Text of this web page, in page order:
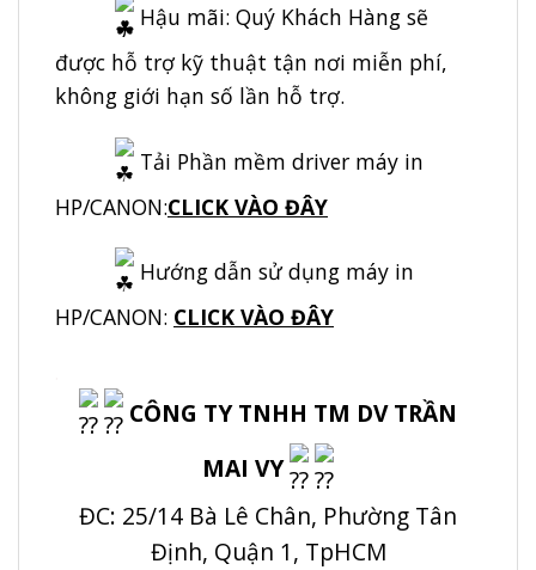
Hậu mãi: Quý Khách Hàng sẽ
được hỗ trợ kỹ thuật tận nơi miễn phí,
không giới hạn số lần hỗ trợ.
Tải Phần mềm driver máy in
HP/CANON:CLICK VÀO ĐÂY
Hướng dẫn sử dụng máy in
HP/CANON: CLICK VÀO ĐÂY
CÔNG TY TNHH TM DV TRẦN
MAI VY
ĐC: 25/14 Bà Lê Chân, Phường Tân
Định, Quận 1, TpHCM